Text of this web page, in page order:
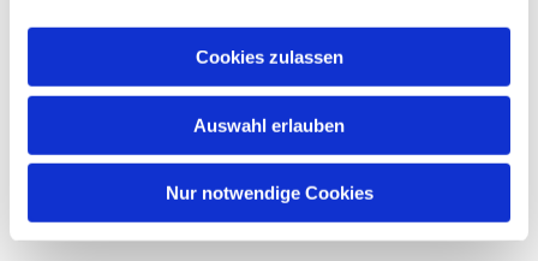
Cookies zulassen
Auswahl erlauben
Nur notwendige Cookies